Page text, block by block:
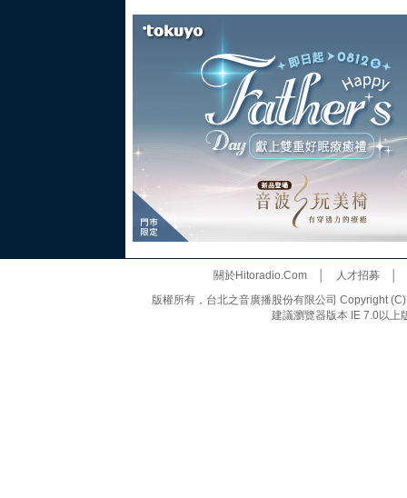
關於Hitoradio.Com│ 人才招募
版權所有，台北之音廣播股份有限公司 Copyright
建議瀏覽器版本 IE 7.0以上